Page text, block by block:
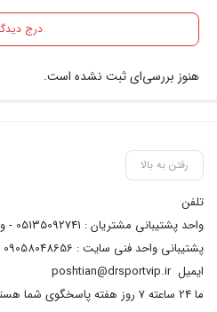
درج
هنوز بررسی‌ای ثبت نشده است.
رفتن به بالا
تلفن
پشتیبانی واحد فنی سایت : 09058048656
ایمیلposhtian@drsportvip.ir
ما 24 ساعته 7 روز هفته پاسخگوی شما هستیم.